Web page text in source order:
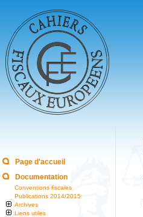
Page d'accueil
Documentation
Conventions fiscales
Publications 2014/2015
Archives
Liens utiles